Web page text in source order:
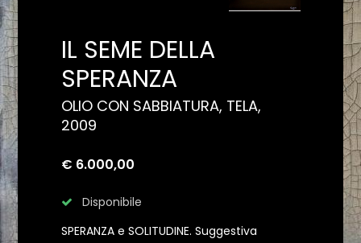
IL SEME DELLA
SPERANZA
OLIO CON SABBIATURA, TELA,
2009
€ 6.000,00
Disponibile
SPERANZA e SOLITUDINE. Suggestiva